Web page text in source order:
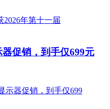
促销，到手仅699元